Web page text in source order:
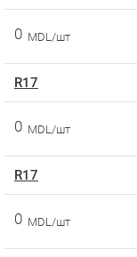
0 MDL/шт
R17
0 MDL/шт
R17
0 MDL/шт